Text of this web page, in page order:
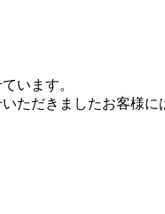
います。
ただきましたお客様